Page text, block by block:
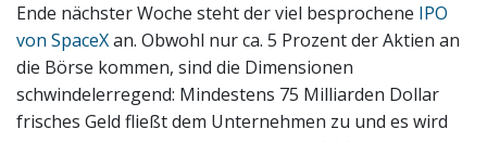
Ende nächster Woche steht der viel besprochene IPO
von SpaceXan. Obwohl nur ca. 5 Prozent der Aktien an
die Börse kommen, sind die Dimensionen
schwindelerregend: Mindestens 75 Milliarden Dollar
frisches Geld fließt dem Unternehmen zu und es wird